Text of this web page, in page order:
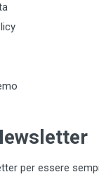
per essere